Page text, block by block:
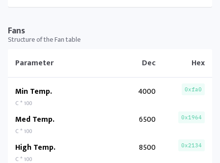
Fans
Structure of the Fan table
Parameter Dec Hex
Min Temp.
C * 100
4000 0xfa0
Med Temp.
C * 100
6500 0x1964
High Temp.
C * 100
8500 0x2134